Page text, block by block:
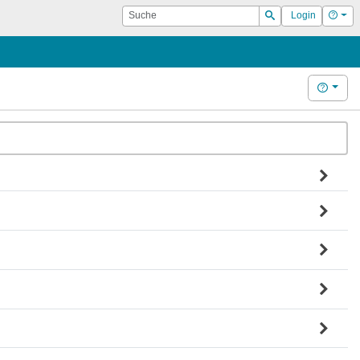
Suche
Suchen
Login Hilfe
Hilfe